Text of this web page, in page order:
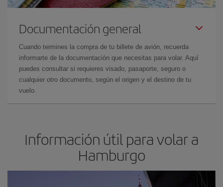
Documentación general
Cuando termines la compra de tu billete de avión, recuerda
informarte de la documentación que necesitas para volar. Aquí
puedes consultar si requieres visado, pasaporte, seguro o
cualquier otro documento, según el origen y el destino de tu
vuelo.
Información útil para volar a
Hamburgo